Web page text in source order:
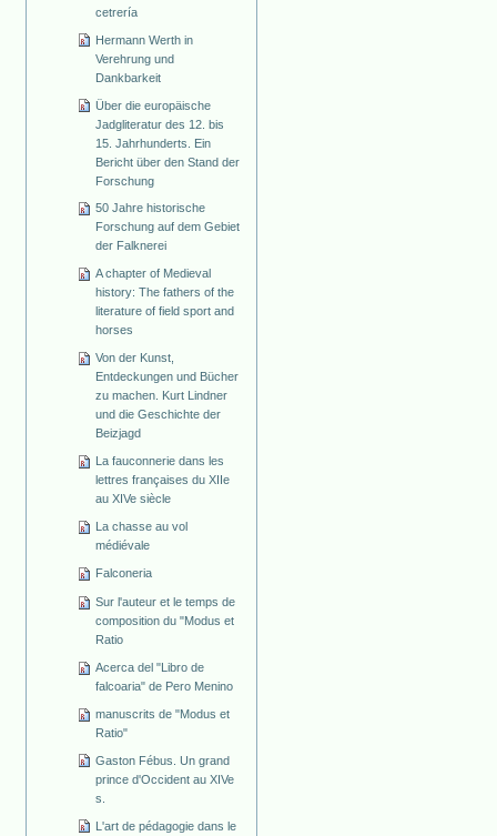
cetrería
Hermann Werth in
Verehrung und
Dankbarkeit
Über die europäische
Jadgliteratur des 12. bis
15. Jahrhunderts. Ein
Bericht über den Stand der
Forschung
50 Jahre historische
Forschung auf dem Gebiet
der Falknerei
A chapter of Medieval
history: The fathers of the
literature of field sport and
horses
Von der Kunst,
Entdeckungen und Bücher
zu machen. Kurt Lindner
und die Geschichte der
Beizjagd
La fauconnerie dans les
lettres françaises du XIIe
au XIVe siècle
La chasse au vol
médiévale
Falconeria
Sur l'auteur et le temps de
composition du "Modus et
Ratio
Acerca del "Libro de
falcoaria" de Pero Menino
manuscrits de "Modus et
Ratio"
Gaston Fébus. Un grand
prince d'Occident au XIVe
s.
L'art de pédagogie dans le